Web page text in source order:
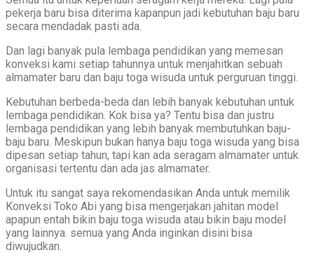
pekerja baru bisa diterima kapanpun jadi kebutuhan baju baru
secara mendadak pasti ada.
Dan lagi banyak pula lembaga pendidikan yang memesan
konveksi kami setiap tahunnya untuk menjahitkan sebuah
almamater baru dan baju toga wisuda untuk perguruan tinggi.
Kebutuhan berbeda-beda dan lebih banyak kebutuhan untuk
lembaga pendidikan. Kok bisa ya? Tentu bisa dan justru
lembaga pendidikan yang lebih banyak membutuhkan baju-
baju baru. Meskipun bukan hanya baju toga wisuda yang bisa
dipesan setiap tahun, tapi kan ada seragam almamater untuk
organisasi tertentu dan ada jas almamater.
Untuk itu sangat saya rekomendasikan Anda untuk memilik
Konveksi Toko Abi yang bisa mengerjakan jahitan model
apapun entah bikin baju toga wisuda atau bikin baju model
yang lainnya. semua yang Anda inginkan disini bisa
diwujudkan.